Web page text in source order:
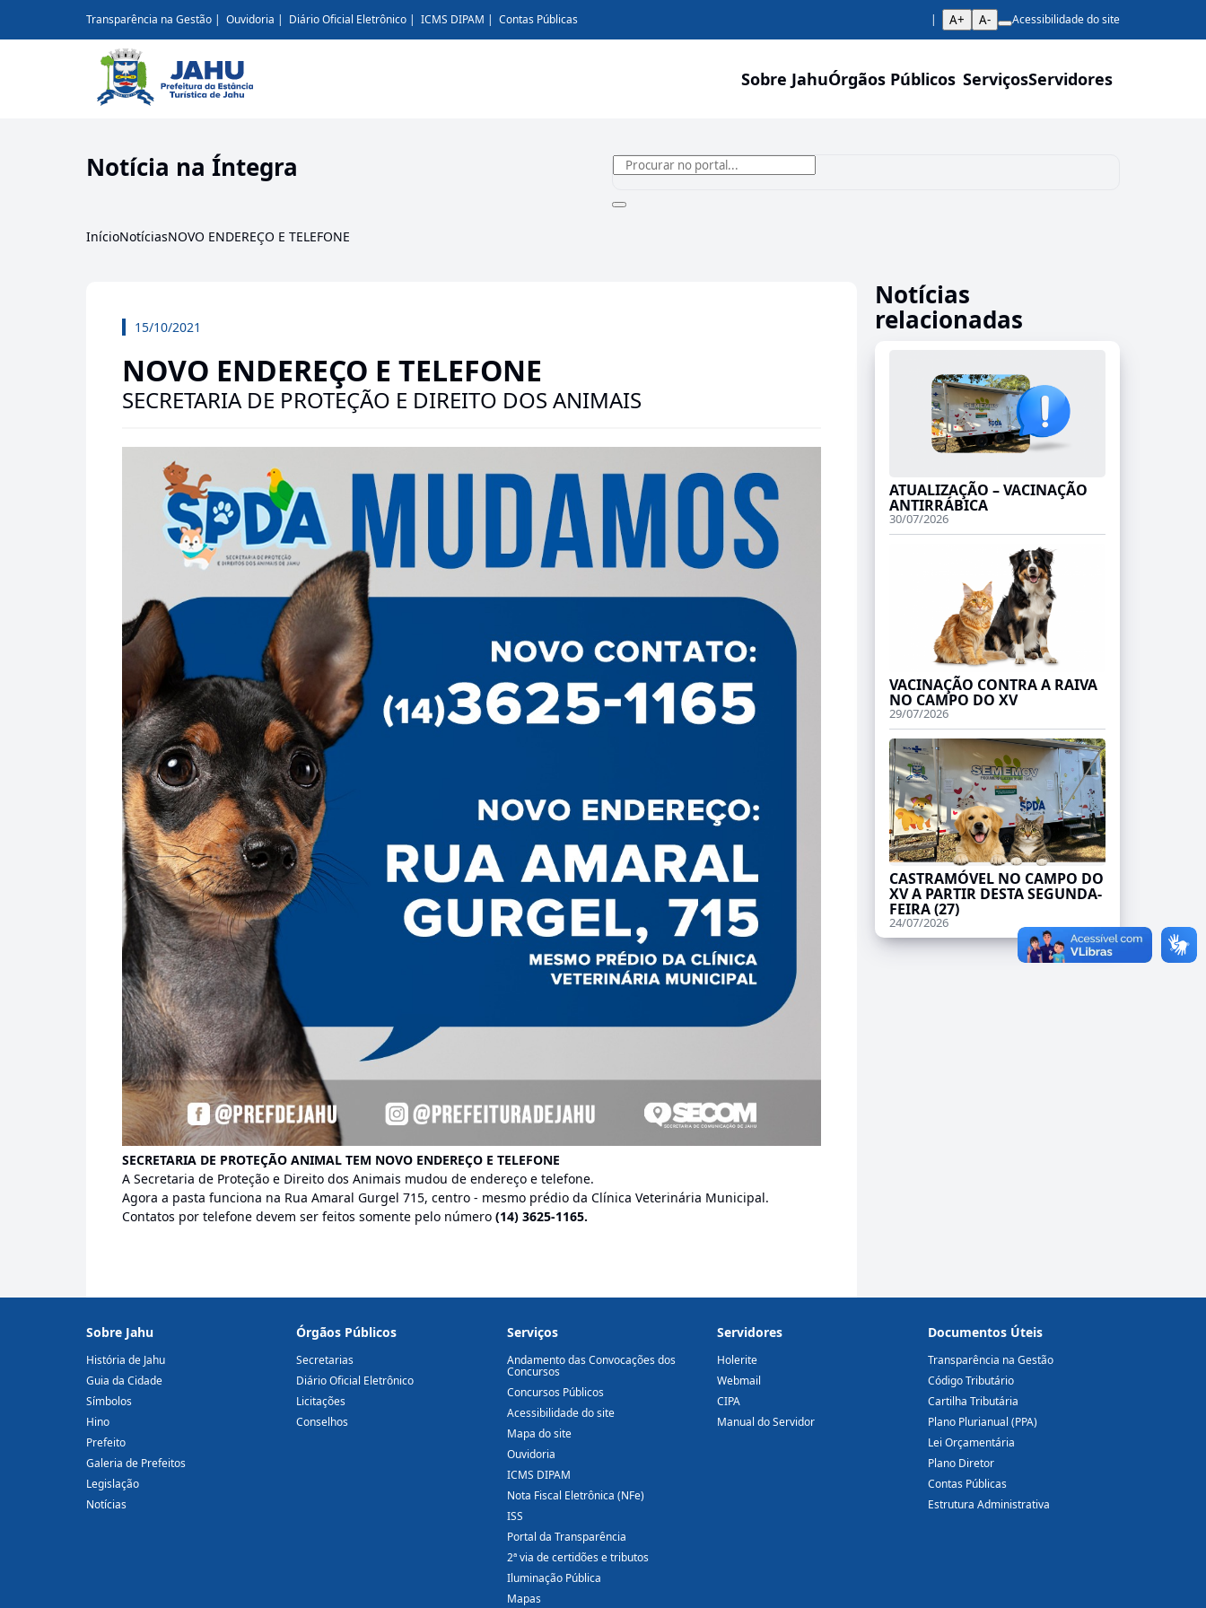
Transparência na Gestão Ouvidoria Diário Oficial Eletrônico ICMS DIPAM Contas Públicas A+ A- Acessibilidade do site
Sobre JahuÓrgãos Públicos ServiçosServidores
Notícia na Íntegra
InícioNotíciasNOVO ENDEREÇO E TELEFONE
15/10/2021
NOVO ENDEREÇO E TELEFONE
SECRETARIA DE PROTEÇÃO E DIREITO DOS ANIMAIS
SECRETARIA DE PROTEÇÃO ANIMAL TEM NOVO ENDEREÇO E TELEFONE
A Secretaria de Proteção e Direito dos Animais mudou de endereço e telefone.
Agora a pasta funciona na Rua Amaral Gurgel 715, centro - mesmo prédio da Clínica Veterinária Municipal.
Contatos por telefone devem ser feitos somente pelo número (14) 3625-1165.
Notícias
relacionadas
ATUALIZAÇÃO – VACINAÇÃO
ANTIRRÁBICA
30/07/2026
VACINAÇÃO CONTRA A RAIVA
NO CAMPO DO XV
29/07/2026
CASTRAMÓVEL NO CAMPO DO
XV A PARTIR DESTA SEGUNDA-
FEIRA (27)
24/07/2026
Sobre Jahu
História de Jahu
Guia da Cidade
Símbolos
Hino
Prefeito
Galeria de Prefeitos
Legislação
Notícias
Órgãos Públicos
Secretarias
Diário Oficial Eletrônico
Licitações
Conselhos
Serviços
Andamento das Convocações dos
Concursos
Concursos Públicos
Acessibilidade do site
Mapa do site
Ouvidoria
ICMS DIPAM
Nota Fiscal Eletrônica (NFe)
ISS
Portal da Transparência
2ª via de certidões e tributos
Iluminação Pública
Mapas
Servidores
Holerite
Webmail
CIPA
Manual do Servidor
Documentos Úteis
Transparência na Gestão
Código Tributário
Cartilha Tributária
Plano Plurianual (PPA)
Lei Orçamentária
Plano Diretor
Contas Públicas
Estrutura Administrativa